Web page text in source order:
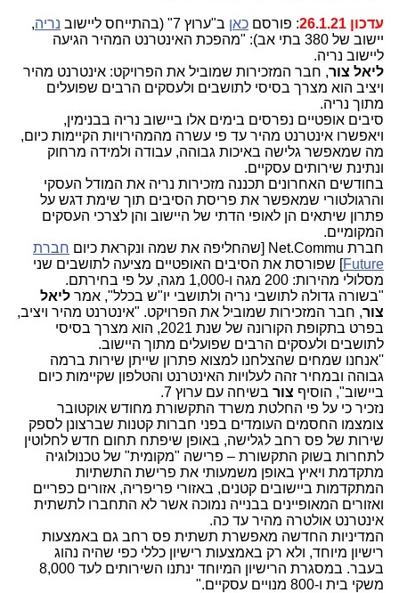
עדכון 26.1.21 : פורסם כאן ב"ערוץ 7" (בהתייחס ליישוב נריה,
יישוב של 380 בתי אב): "מהפכת האינטרנט המהיר הגיעה
ליישוב נריה.
ליאל צור, חבר המזכירות שמוביל את הפרויקט: אינטרנט מהיר
ויציב הוא מצרך בסיסי לתושבים ולעסקים הרבים שפועלים
מתוך נריה.
סיבים אופטיים נפרסים בימים אלו ביישוב נריה בבנימין,
ויאפשרו אינטרנט מהיר עד פי עשרה מהמהירויות הקיימות כיום,
מה שמאפשר גלישה באיכות גבוהה, עבודה ולמידה מרחוק
ונתינת שירותים עסקיים.
בחודשים האחרונים תכננה מזכירות נריה את המודל העסקי
והרגולטורי שמאפשר את פריסת הסיבים תוך שימת דגש על
פתרון שיתאים הן לאופי הדתי של היישוב והן לצרכי העסקים
המקומיים.
חברת Net.Commu [שהחליפה את שמה ונקראת כיום
חברת
Future] שפורסת את הסיבים האופטיים מציעה לתושבים שני
מסלולי מהירות: 200 מגה ו-1,000 מגה, על פי בחירתם.
"בשורה גדולה לתושבי נריה ולתושבי יו"ש בכלל", אמר ליאל
צור, חבר המזכירות שמוביל את הפרויקט. "אינטרנט מהיר ויציב,
בפרט בתקופת הקורונה של שנת 2021, הוא מצרך בסיסי
לתושבים ולעסקים הרבים שפועלים מתוך היישוב.
''אנחנו שמחים שהצלחנו למצוא פתרון שייתן שירות ברמה
גבוהה ובמחיר זהה לעלויות האינטרנט והטלפון שקיימות כיום
ביישוב", הוסיף צור בשיחה עם ערוץ 7.
נזכיר כי על פי החלטת משרד התקשורת מחודש אוקטובר
צומצמו החסמים העומדים בפני חברות קטנות שברצונן לספק
שירות של פס רחב לגלישה, באופן שיפתח תחום חדש לחלוטין
לתחרות בשוק התקשורת – פרישה "מקומית" של טכנולוגיה
מתקדמת ויאיץ באופן משמעותי את פרישת התשתיות
המתקדמות ביישובים קטנים, באזורי פריפריה, אזורים כפריים
ואזורים המאופיינים בבנייה נמוכה אשר לא התחברו לתשתית
אינטרנט אולטרה מהיר עד כה.
המדיניות החדשה מאפשרת תשתית פס רחב גם באמצעות
רישיון מיוחד, ולא רק באמצעות רישיון כללי כפי שהיה נהוג
בעבר. במסגרת הרישיון המיוחד ינתנו השירותים לעד 8,000
משקי בית ו-800 מנויים עסקיים."